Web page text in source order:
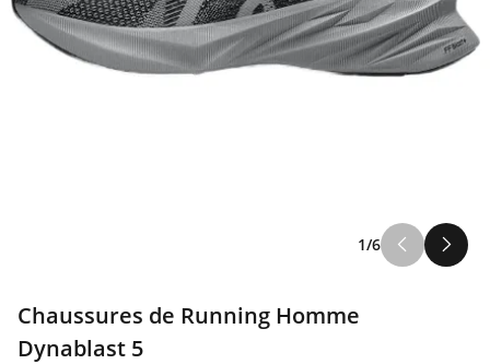
1/6
Chaussures de Running Homme
Dynablast 5